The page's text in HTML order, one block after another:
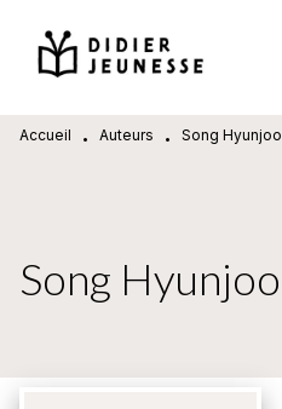
MENU RECHERCHE
PIED DE PAGE
Accueil • Auteurs • Song Hyunjoo
Song Hyunjoo